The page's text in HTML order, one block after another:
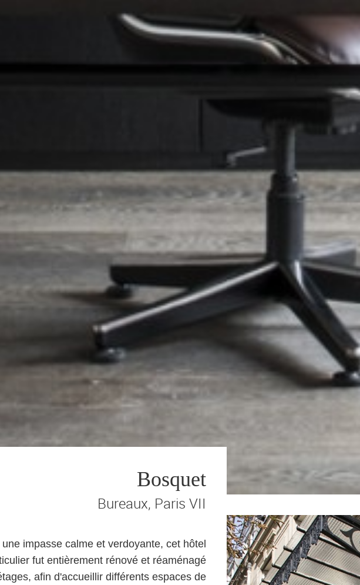
Bosquet
Bureaux, Paris VII
impasse calme et verdoyante, cet hôtel
fut entièrement rénové et réaménagé
afin d'accueillir différents espaces de